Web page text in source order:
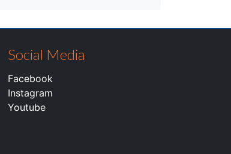
Social Media
Facebook
Instagram
Youtube